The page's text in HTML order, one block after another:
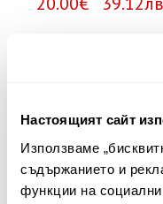
Настоящият сайт
Използваме
съдържанието и
функции на
Споделете
Име